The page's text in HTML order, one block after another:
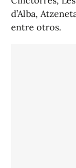
d’Alba,
entre otros.